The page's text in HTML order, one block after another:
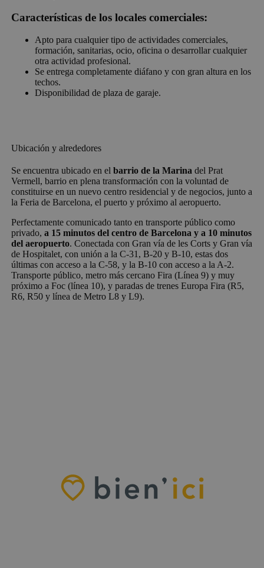
Características de los locales comerciales:
Apto para cualquier tipo de actividades comerciales,
formación, sanitarias, ocio, oficina o desarrollar cualquier
otra actividad profesional.
Se entrega completamente diáfano y con gran altura en los
techos.
Disponibilidad de plaza de garaje.
Ubicación y alrededores
Se encuentra ubicado en elbarrio de la Marina del Prat
Vermell, barrio en plena transformación con la voluntad de
constituirse en un nuevo centro residencial y de negocios, junto a
la Feria de Barcelona, el puerto y próximo al aeropuerto.
Perfectamente comunicado tanto en transporte público como
privado,a 15 minutos del centro de Barcelona y a 10 minutos
del aeropuerto. Conectada con Gran vía de les Corts y Gran vía
de Hospitalet, con unión a la C-31, B-20 y B-10, estas dos
últimas con acceso a la C-58, y la B-10 con acceso a la A-2.
Transporte público, metro más cercano Fira (Línea 9) y muy
próximo a Foc (línea 10), y paradas de trenes Europa Fira (R5,
R6, R50 y línea de Metro L8 y L9).